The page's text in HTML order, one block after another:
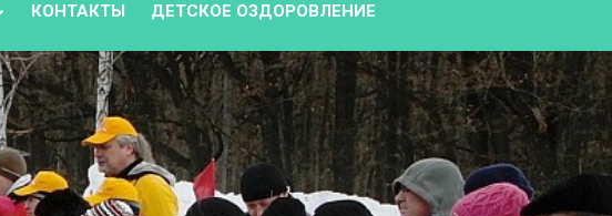
КОНТАКТЫ ДЕТСКОЕ ОЗДОРОВЛЕНИЕ